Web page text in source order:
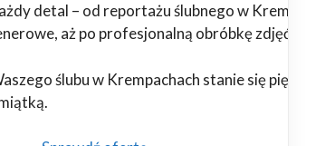
detal – od reportażu ślubnego w
aż po profesjonalną obróbkę zdjęć i
ślubu w Krempachach stanie się piękną,